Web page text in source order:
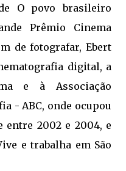
O povo brasileiro
Prêmio Cinema
de fotografar, Ebert
digital, a
e à Associação
- ABC, onde ocupou
entre 2002 e 2004, e
e trabalha em São